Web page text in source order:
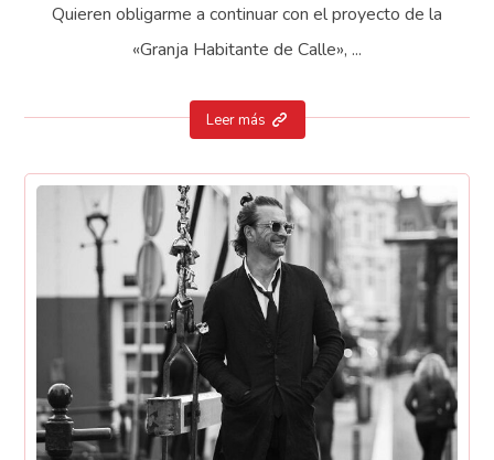
Quieren obligarme a continuar con el proyecto de la
«Granja Habitante de Calle», ...
Leer más